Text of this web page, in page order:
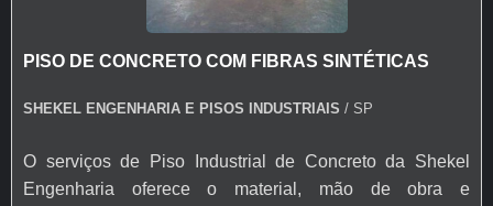
PISO DE CONCRETO COM FIBRAS SINTÉTICAS
SHEKEL ENGENHARIA E PISOS INDUSTRIAIS / SP
O serviços de Piso Industrial de Concreto da Shekel
Engenharia oferece o material, mão de obra e